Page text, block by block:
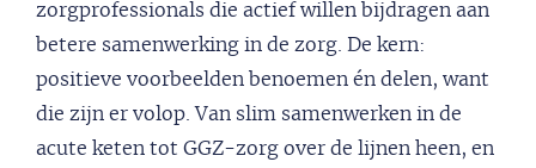
zorgprofessionals die actief willen bijdragen aan
betere samenwerking in de zorg. De kern:
positieve voorbeelden benoemen én delen, want
die zijn er volop. Van slim samenwerken in de
acute keten tot GGZ-zorg over de lijnen heen, en